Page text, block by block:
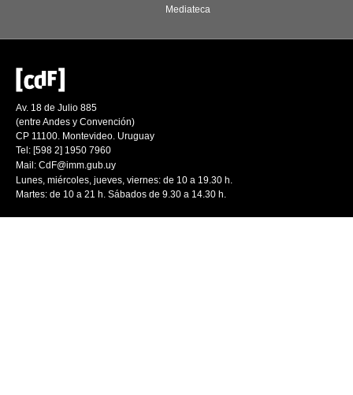
Mediateca
Av. 18 de Julio 885
(entre Andes y Convención)
CP 11100. Montevideo. Uruguay
Tel: [598 2] 1950 7960
Mail: CdF@imm.gub.uy
Lunes, miércoles, jueves, viernes: de 10 a 19.30 h.
Martes: de 10 a 21 h. Sábados de 9.30 a 14.30 h.